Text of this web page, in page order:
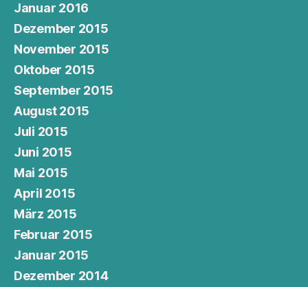
Januar 2016
Dezember 2015
November 2015
Oktober 2015
September 2015
August 2015
Juli 2015
Juni 2015
Mai 2015
April 2015
März 2015
Februar 2015
Januar 2015
Dezember 2014